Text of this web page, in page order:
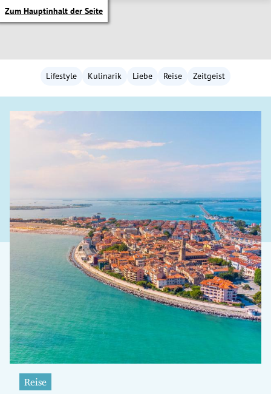
Zum Hauptinhalt der Seite
Untermenü
Untermenü
Untermenü
Untermenü
Untermenü
Lifestyle Kulinarik Liebe Reise Zeitgeist
Reise